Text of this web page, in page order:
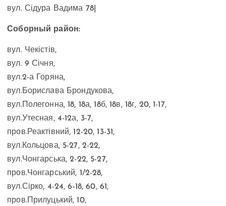
вул. Сідура Вадима 78|
Соборный район:
вул. Чекістів,
вул. 9 Січня,
вул.2-а Горяна,
вул.Борислава Брондукова,
вул.Полегонна, 18, 18а, 18б, 18в, 18г, 20, 1-17,
вул.Утесная, 4-12а, 3-7,
пров.Реактівний, 12-20, 13-31,
вул.Кольцова, 5-27, 2-22,
вул.Чонгарська, 2-22, 5-27,
пров.Чонгарський, 1/2-28,
вул.Сірко, 4-24, 6-18, 60, 61,
пров.Прилуцький, 10,